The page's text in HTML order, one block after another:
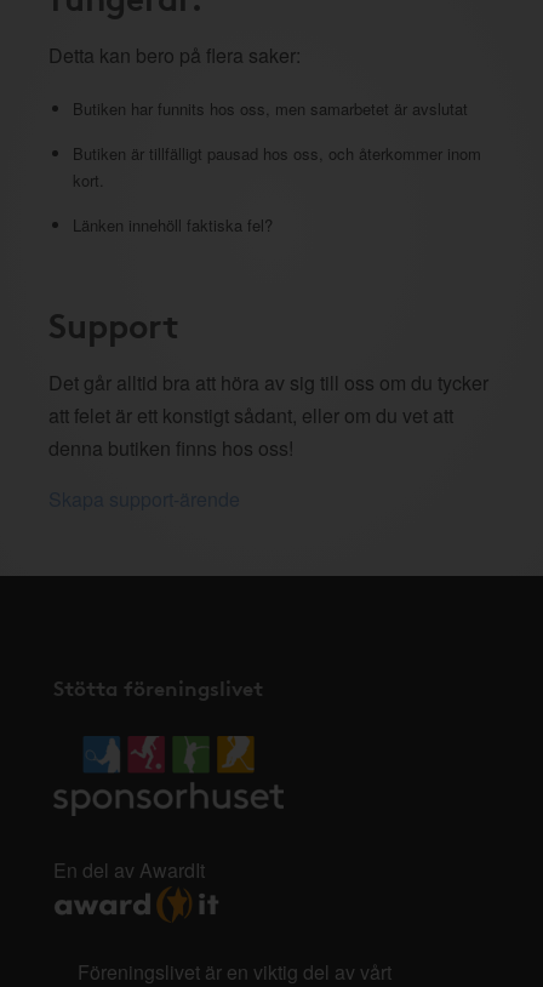
Detta kan bero på flera saker:
Butiken har funnits hos oss, men samarbetet är avslutat
Butiken är tillfälligt pausad hos oss, och återkommer inom
kort.
Länken innehöll faktiska fel?
Support
Det går alltid bra att höra av sig till oss om du tycker
att felet är ett konstigt sådant, eller om du vet att
denna butiken finns hos oss!
Stötta föreningslivet
En del av AwardIt
Föreningslivet är en viktig del av vårt